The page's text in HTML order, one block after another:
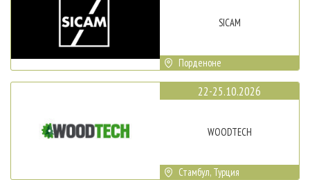
SICAM
Порденоне
22-25.10.2026
WOODTECH
Стамбул, Турция